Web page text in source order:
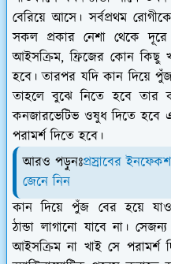
বেরিয়ে আসে। সর্বপ্রথম
সকল প্রকার নেশা থেকে দূরে
আইসক্রিম, ফ্রিজের কোন কিছু
হবে। তারপর যদি কান দিয়ে
তাহলে বুঝে নিতে হবে তার
কনজারভেটিভ ওষুধ দিতে হবে
পরামর্শ দিতে হবে।
আরও পড়ুনঃপ্রস্রাবের
জেনে নিন
কান দিয়ে পুঁজ বের হয়ে
ঠান্ডা লাগানো যাবে না।
আইসক্রিম না খাই সে